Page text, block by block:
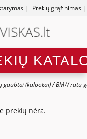
| Prekių grąžinimas |
gaubtai (kalpokai) BMW ratų
prekių nėra.